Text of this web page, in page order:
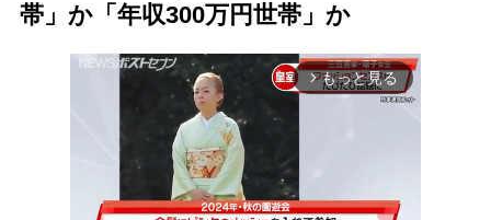
帯」か「年収300万円世帯」か
arrow_forward_ios もっと見る